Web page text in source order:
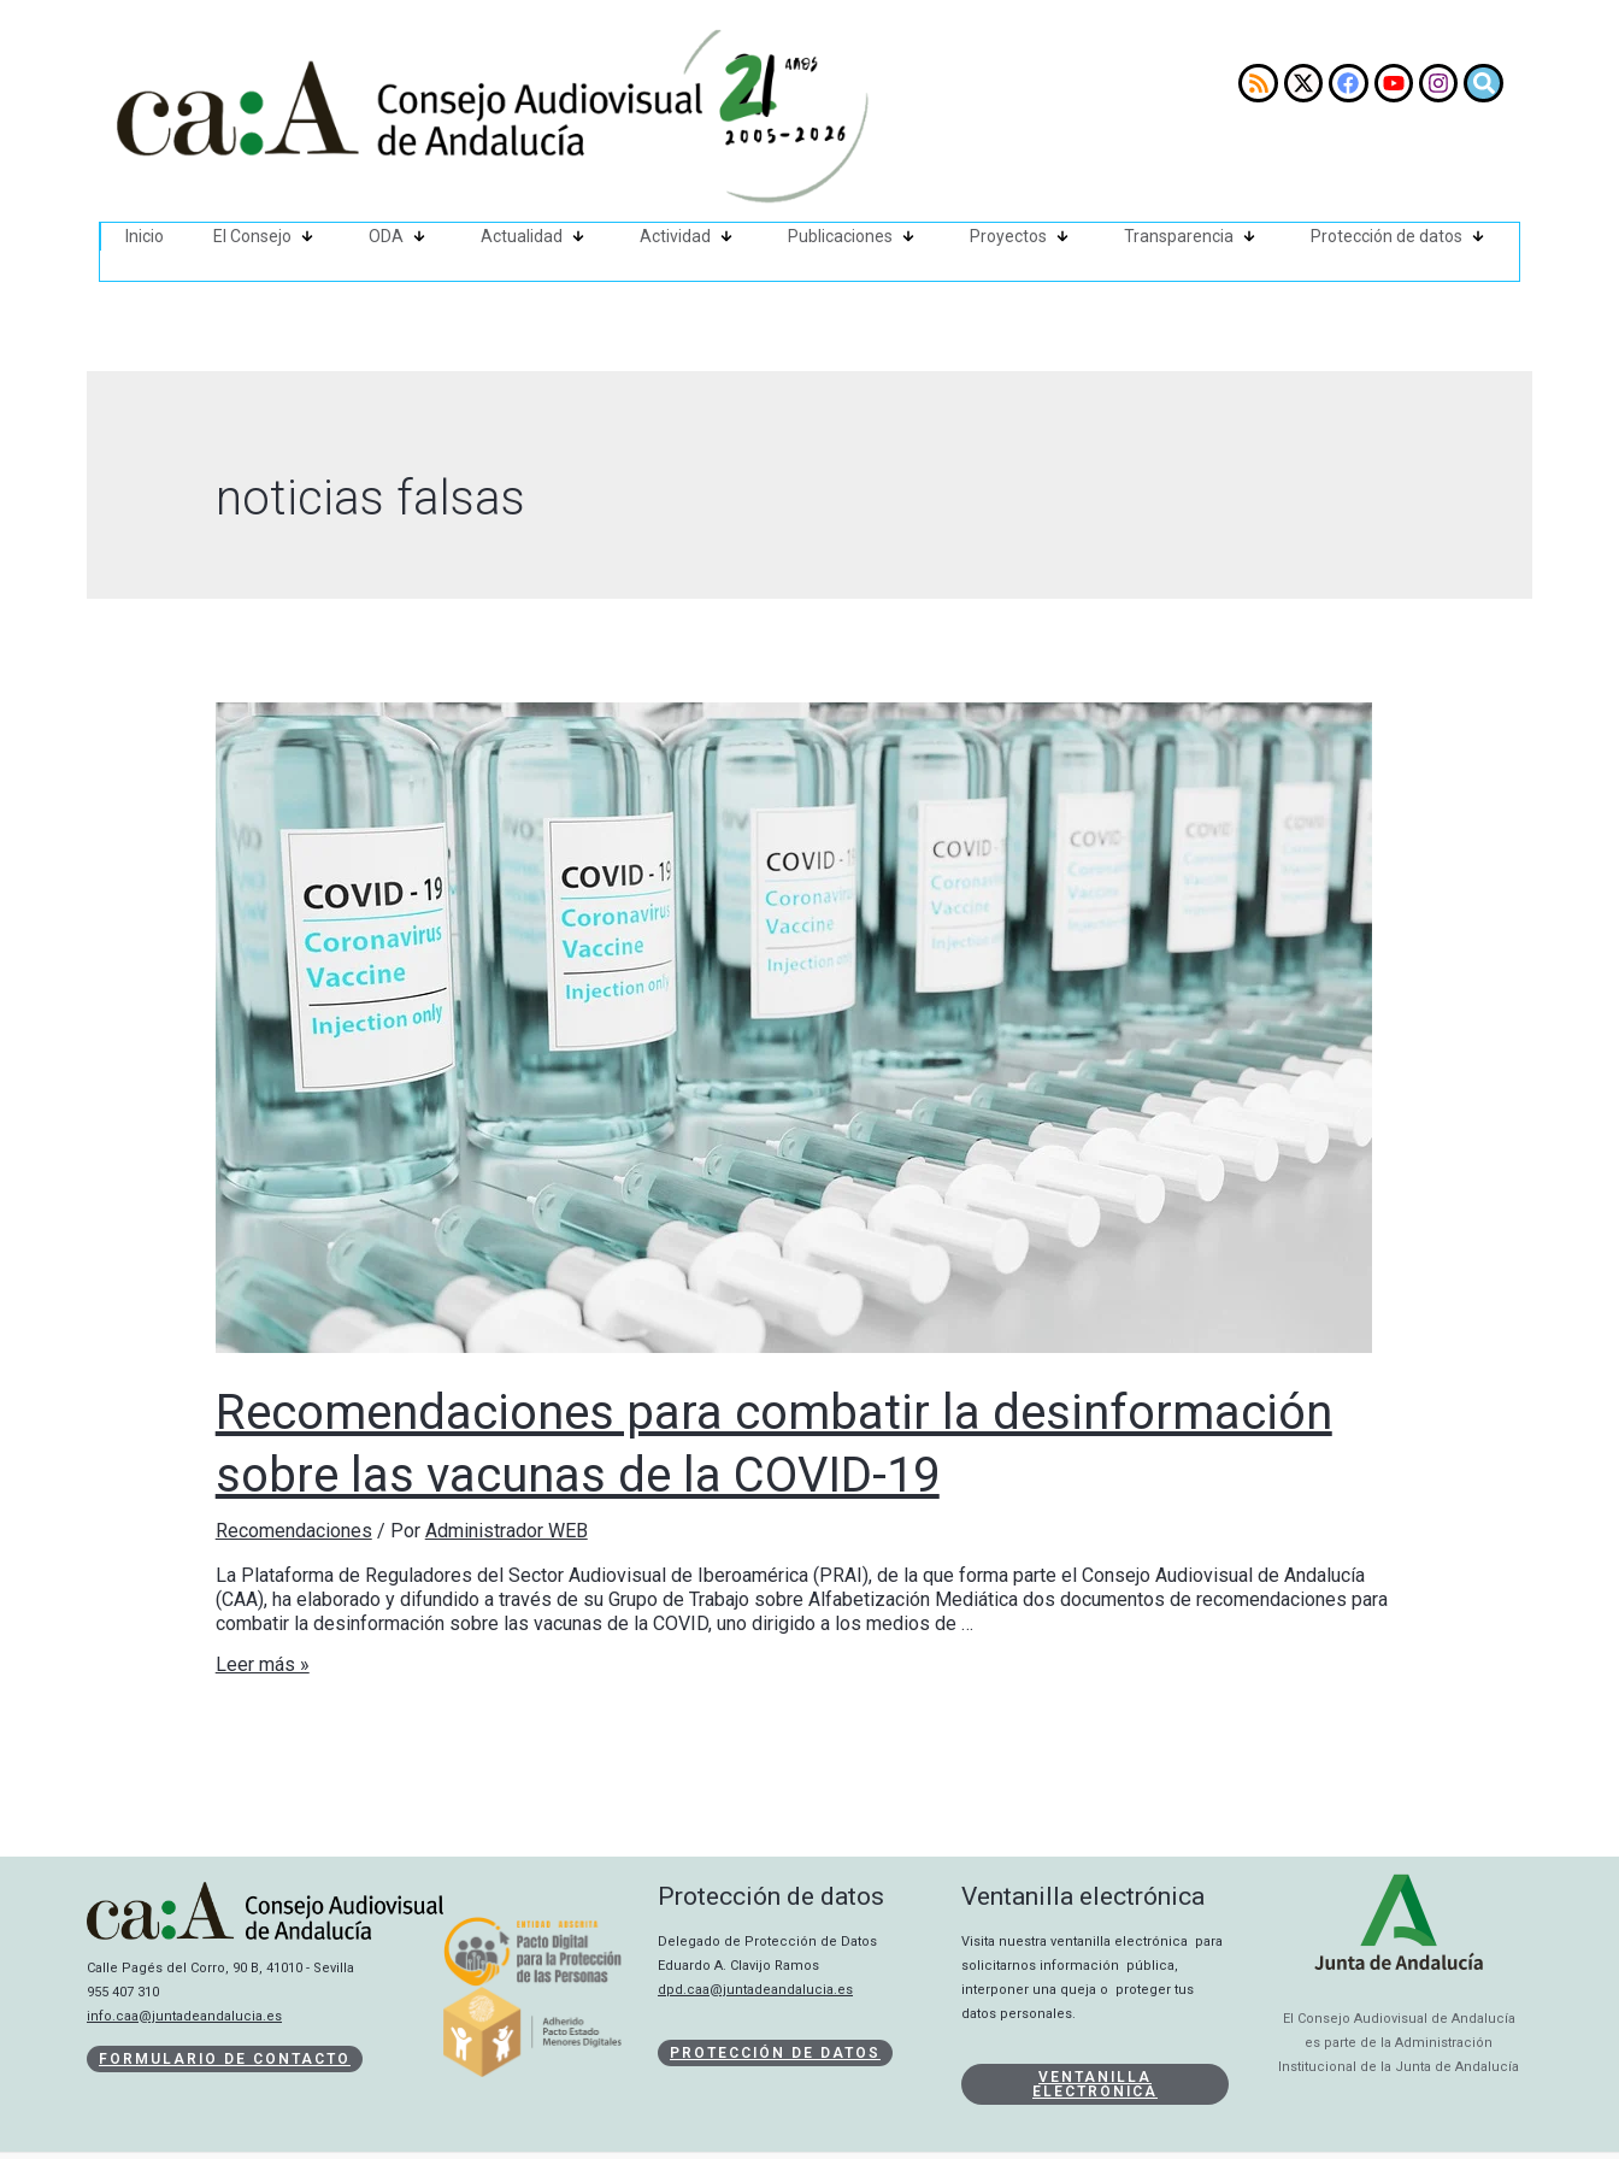
Inicio El Consejo ODA Actualidad Actividad Publicaciones Proyectos Transparencia Protección de datos
noticias falsas
Recomendaciones para combatir la desinformación
sobre las vacunas de la COVID-19
Recomendaciones / Por Administrador WEB
La Plataforma de Reguladores del Sector Audiovisual de Iberoamérica (PRAI), de la que forma parte el Consejo Audiovisual de Andalucía
(CAA), ha elaborado y difundido a través de su Grupo de Trabajo sobre Alfabetización Mediática dos documentos de recomendaciones para
combatir la desinformación sobre las vacunas de la COVID, uno dirigido a los medios de …
Leer más »
Calle Pagés del Corro, 90 B, 41010 - Sevilla
955 407 310
info.caa@juntadeandalucia.es
FORMULARIO DE CONTACTO
Protección de datos
Delegado de Protección de Datos
Eduardo A. Clavijo Ramos
dpd.caa@juntadeandalucia.es
PROTECCIÓN DE DATOS
Ventanilla electrónica
Visita nuestra ventanilla electrónica para
solicitarnos información pública,
interponer una queja o proteger tus
datos personales.
VENTANILLA
ELECTRÓNICA
El Consejo Audiovisual de Andalucía
es parte de la Administración
Institucional de la Junta de Andalucía